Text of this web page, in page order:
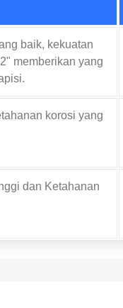
baik, kekuatan
memberikan yang
korosi yang
dan Ketahanan